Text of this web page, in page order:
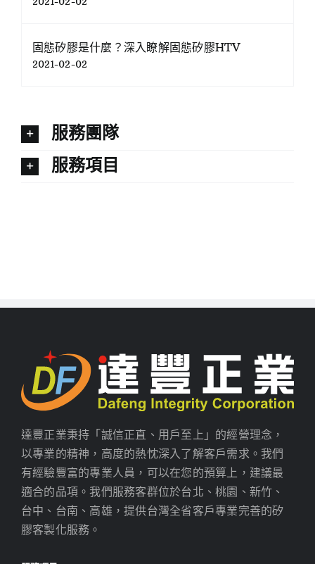
固態矽膠是什麼？深入瞭解固態矽膠HTV
2021-02-02
服務團隊
服務項目
達豐正業秉持「誠信正直、用戶至上」的經營理念，
以專業的精神，高度的熱忱深入了解客戶需求。我們
有經驗豐富的專業人員，可以在您的預算上，建議最
適合的品項。我們服務客群位於台北、桃園、新竹、
台中、台南、高雄，提供台灣全省客戶專業完善的矽
膠客製化服務。